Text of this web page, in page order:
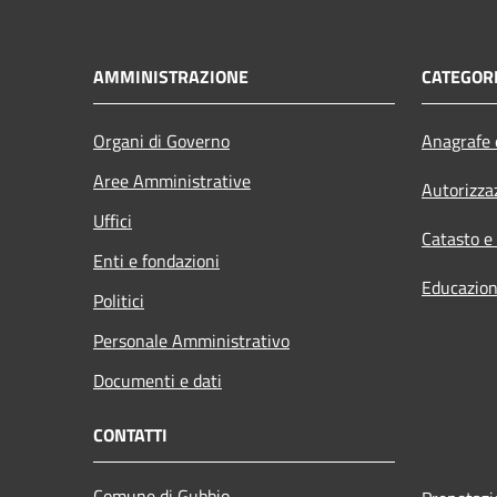
AMMINISTRAZIONE
Organi di Governo
Aree Amministrative
Uffici
Enti e fondazioni
Politici
Personale Amministrativo
Documenti e dati
Catasto
CONTATTI